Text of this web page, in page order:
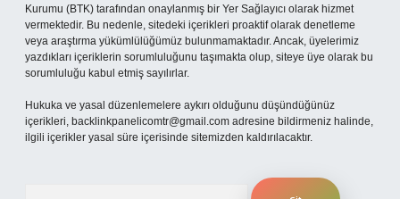
Kurumu (BTK) tarafından onaylanmış bir Yer Sağlayıcı olarak hizmet
vermektedir. Bu nedenle, sitedeki içerikleri proaktif olarak denetleme
veya araştırma yükümlülüğümüz bulunmamaktadır. Ancak, üyelerimiz
yazdıkları içeriklerin sorumluluğunu taşımakta olup, siteye üye olarak bu
sorumluluğu kabul etmiş sayılırlar.
Hukuka ve yasal düzenlemelere aykırı olduğunu düşündüğünüz
içerikleri, backlinkpanelicomtr@gmail.com adresine bildirmeniz halinde,
ilgili içerikler yasal süre içerisinde sitemizden kaldırılacaktır.